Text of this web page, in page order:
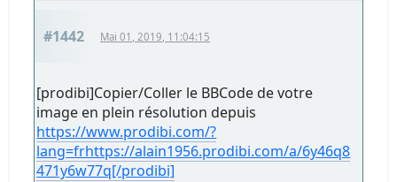
#1442 Mai 01, 2019, 11:04:15
[prodibi]Copier/Coller le BBCode de votre
image en plein résolution depuis
https://www.prodibi.com/?
lang=frhttps://alain1956.prodibi.com/a/6y46q8
471y6w77q[/prodibi]